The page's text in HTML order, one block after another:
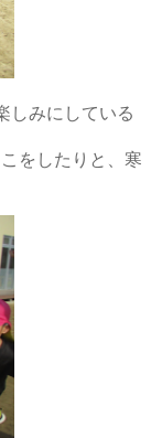
しみにしている
をしたりと、寒